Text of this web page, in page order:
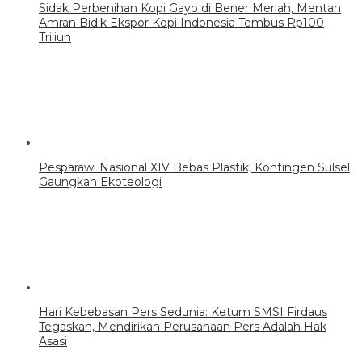
Sidak Perbenihan Kopi Gayo di Bener Meriah, Mentan
Amran Bidik Ekspor Kopi Indonesia Tembus Rp100
Triliun
Pesparawi Nasional XIV Bebas Plastik, Kontingen Sulsel
Gaungkan Ekoteologi
Hari Kebebasan Pers Sedunia: Ketum SMSI Firdaus
Tegaskan, Mendirikan Perusahaan Pers Adalah Hak
Asasi